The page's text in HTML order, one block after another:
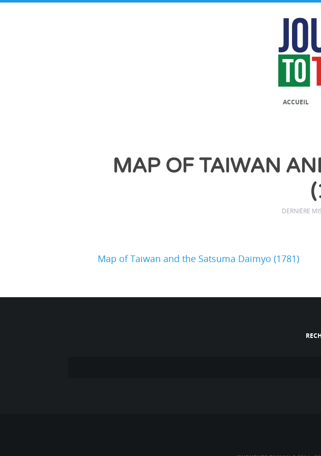
ACCUEIL
MAP OF TAIWAN
DERNIÈRE
Map of Taiwan and the Satsuma Daimyo (1781)